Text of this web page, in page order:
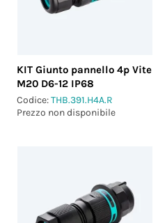
KIT Giunto pannello 4p Vite
M20 D6-12 IP68
Codice:THB.391.H4A.R
Prezzo non disponibile